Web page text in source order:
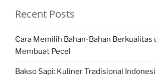
Recent Posts
Cara Memilih Bahan-Bahan Berkualitas
Membuat Pecel
Bakso Sapi: Kuliner Tradisional